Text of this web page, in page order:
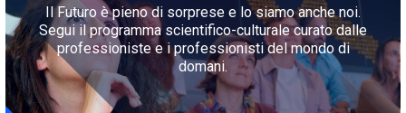
Il Futuro è pieno di sorprese e lo siamo anche noi.
Segui il programma scientifico-culturale curato dalle
professioniste e i professionisti del mondo di
domani.